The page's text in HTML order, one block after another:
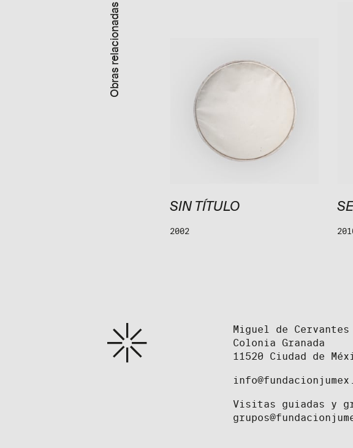
Obras relacionadas
SIN TÍTULO
2002
Miguel de Cervantes
Colonia Granada
11520 Ciudad de
Visitas guiadas y